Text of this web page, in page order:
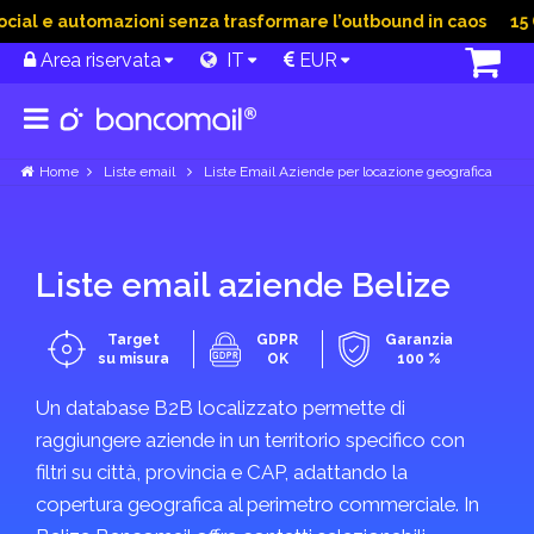
e automazioni senza trasformare l’outbound in caos 15
Area riservata IT EUR
Home Liste email Liste Email Aziende per locazione geografica
Liste email aziende Belize
Target
su misura
GDPR
OK
Garanzia
100 %
Un database B2B localizzato permette di
raggiungere aziende in un territorio specifico con
filtri su città, provincia e CAP, adattando la
copertura geografica al perimetro commerciale. In
Australia
Mostra
categorie
Azerbaijan
Mostra
categorie